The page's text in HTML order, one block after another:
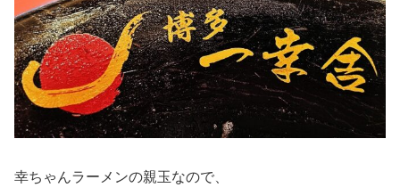
幸ちゃんラーメンの親玉なので、